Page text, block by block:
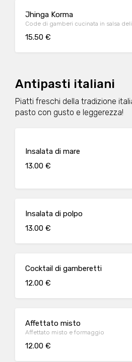
Jhinga Korma
Code di gamberi cucinata in salsa
15.50 €
Antipasti italiani
Piatti freschi della tradizione
pasto con gusto e leggerezza!
Insalata di mare
13.00 €
Insalata di polpo
13.00 €
Cocktail di gamberetti
12.00 €
Affettato misto
Affettato misto e formaggio
12.00 €